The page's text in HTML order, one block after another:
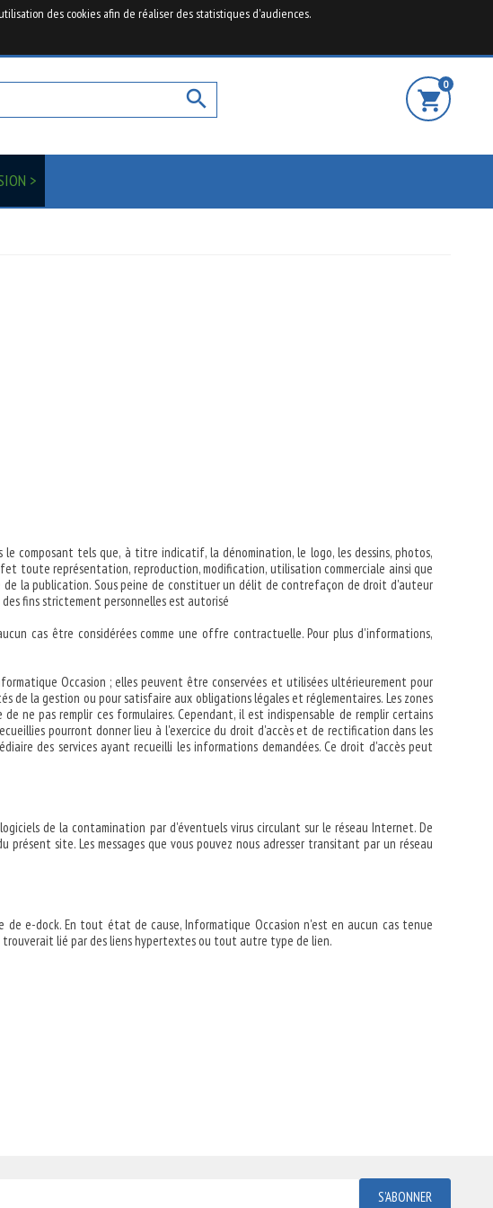
des cookies afin de réaliser des statistiques d'audiences.
L informatique à prix destocké Nous contacter
 shopping_cart
0
>
composant tels que, à titre indicatif, la dénomination, le logo, les dessins, photos,
toute représentation, reproduction, modification, utilisation commerciale ainsi que
la publication. Sous peine de constituer un délit de contrefaçon de droit d'auteur
fins strictement personnelles est autorisé
cas être considérées comme une offre contractuelle. Pour plus d'informations,
Occasion ; elles peuvent être conservées et utilisées ultérieurement pour
de la gestion ou pour satisfaire aux obligations légales et réglementaires. Les zones
ne pas remplir ces formulaires. Cependant, il est indispensable de remplir certains
pourront donner lieu à l'exercice du droit d'accès et de rectification dans les
des services ayant recueilli les informations demandées. Ce droit d'accès peut
de la contamination par d'éventuels virus circulant sur le réseau Internet. De
site. Les messages que vous pouvez nous adresser transitant par un réseau
e-dock. En tout état de cause, Informatique Occasion n'est en aucun cas tenue
trouverait lié par des liens hypertextes ou tout autre type de lien.